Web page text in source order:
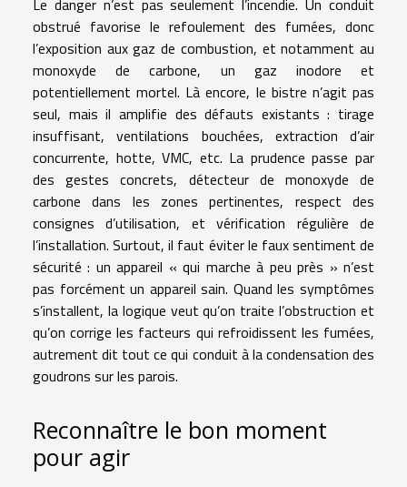
Le danger n’est pas seulement l’incendie. Un conduit
obstrué favorise le refoulement des fumées, donc
l’exposition aux gaz de combustion, et notamment au
monoxyde de carbone, un gaz inodore et
potentiellement mortel. Là encore, le bistre n’agit pas
seul, mais il amplifie des défauts existants : tirage
insuffisant, ventilations bouchées, extraction d’air
concurrente, hotte, VMC, etc. La prudence passe par
des gestes concrets, détecteur de monoxyde de
carbone dans les zones pertinentes, respect des
consignes d’utilisation, et vérification régulière de
l’installation. Surtout, il faut éviter le faux sentiment de
sécurité : un appareil « qui marche à peu près » n’est
pas forcément un appareil sain. Quand les symptômes
s’installent, la logique veut qu’on traite l’obstruction et
qu’on corrige les facteurs qui refroidissent les fumées,
autrement dit tout ce qui conduit à la condensation des
goudrons sur les parois.
Reconnaître le bon moment
pour agir